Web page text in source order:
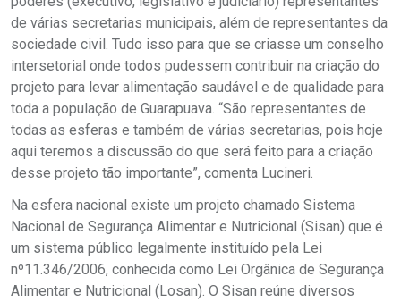
de várias secretarias municipais, além de representantes da
sociedade civil. Tudo isso para que se criasse um conselho
intersetorial onde todos pudessem contribuir na criação do
projeto para levar alimentação saudável e de qualidade para
toda a população de Guarapuava. “São representantes de
todas as esferas e também de várias secretarias, pois hoje
aqui teremos a discussão do que será feito para a criação
desse projeto tão importante”, comenta Lucineri.
Na esfera nacional existe um projeto chamado Sistema
Nacional de Segurança Alimentar e Nutricional (Sisan) que é
um sistema público legalmente instituído pela Lei
nº11.346/2006, conhecida como Lei Orgânica de Segurança
Alimentar e Nutricional (Losan). O Sisan reúne diversos